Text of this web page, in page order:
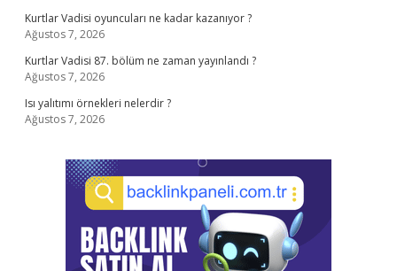
Kurtlar Vadisi oyuncuları ne kadar kazanıyor ?
Ağustos 7, 2026
Kurtlar Vadisi 87. bölüm ne zaman yayınlandı ?
Ağustos 7, 2026
Isı yalıtımı örnekleri nelerdir ?
Ağustos 7, 2026